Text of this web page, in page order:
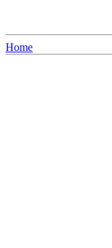
Home